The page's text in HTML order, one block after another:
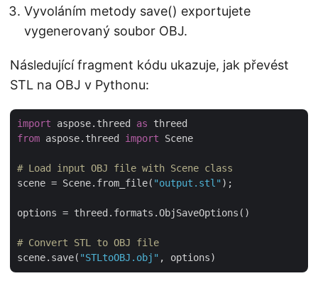
Vyvoláním metody save() exportujete
vygenerovaný soubor OBJ.
Následující fragment kódu ukazuje, jak převést
STL na OBJ v Pythonu:
import aspose.threed as
from aspose.threed import Scene
# Load input OBJ file with Scene class
scene = Scene.from_file( "output.stl" );
options = threed.formats.ObjSaveOptions()
# Convert STL to OBJ file
scene.save( "STLtoOBJ.obj"